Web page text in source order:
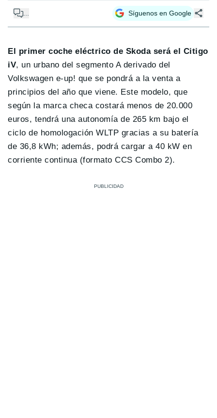
Síguenos en Google
El primer coche eléctrico de Skoda será el Citigo
iV, un urbano del segmento A derivado del
Volkswagen e-up! que se pondrá a la venta a
principios del año que viene. Este modelo, que
según la marca checa costará menos de 20.000
euros, tendrá una autonomía de 265 km bajo el
ciclo de homologación WLTP gracias a su batería
de 36,8 kWh; además, podrá cargar a 40 kW en
corriente continua (formato CCS Combo 2).